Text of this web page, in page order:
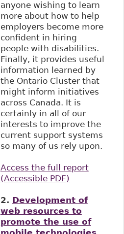
anyone wishing to learn
more about how to help
employers become more
confident in hiring
people with disabilities.
Finally, it provides useful
information learned by
the Ontario Cluster that
might inform initiatives
across Canada. It is
certainly in all of our
interests to improve the
current support systems
so many of us rely upon.
Access the full report
(Accessible PDF)
2. Development of
web resources to
promote the use of